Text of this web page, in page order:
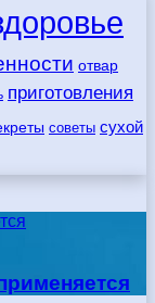
отвар
приготовления
советы сухой